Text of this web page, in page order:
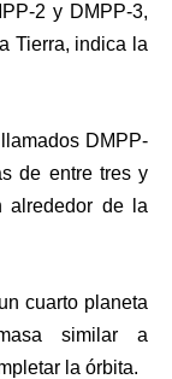
2 y DMPP-3,
Tierra, indica la
DMPP-
de entre tres y
alrededor de la
un cuarto planeta
similar a
la órbita.